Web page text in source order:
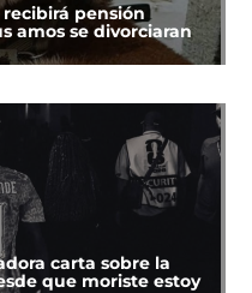
pensión
amos se divorciaran
carta sobre la
que moriste estoy